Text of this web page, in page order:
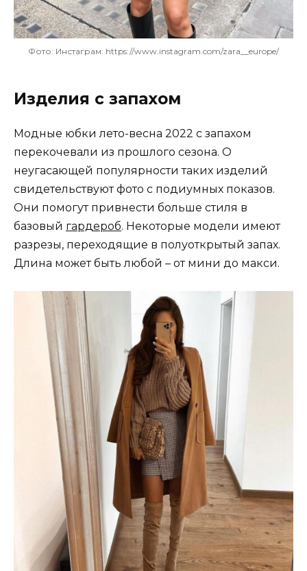
Фото: Инстаграм: https://www.instagram.com/zara__europe/
Изделия с запахом
Модные юбки лето-весна 2022 с запахом
перекочевали из прошлого сезона. О
неугасающей популярности таких изделий
свидетельствуют фото с подиумных показов.
Они помогут привнести больше стиля в
базовый гардероб. Некоторые модели имеют
разрезы, переходящие в полуоткрытый запах.
Длина может быть любой – от мини до макси.